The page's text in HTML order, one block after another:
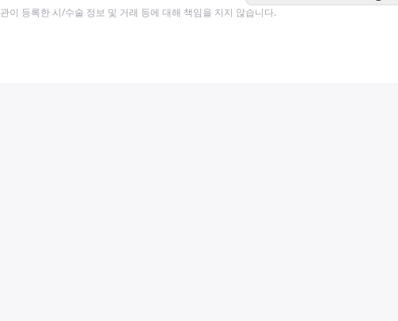
이 등록한 시/수술 정보 및 거래 등에 대해 책임을 지지 않습니다.